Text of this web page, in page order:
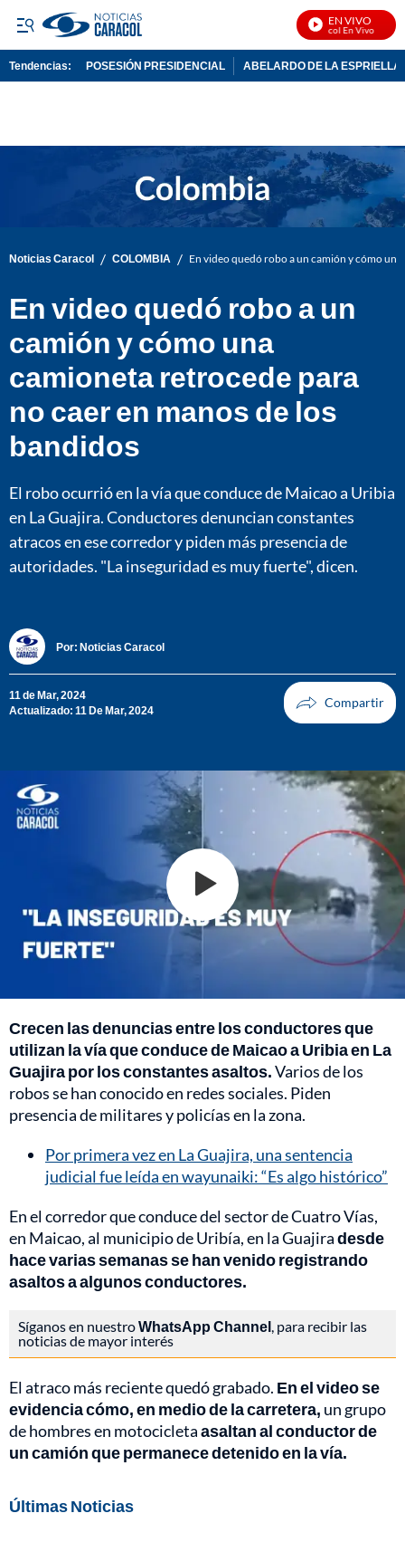
EN VIVO
Noticias Caracol En Vivo
Tendencias: POSESIÓN PRESIDENCIAL ABELARDO DE LA ESPRIELLA
Noticias Caracol / COLOMBIA / En video quedó robo a un camión y cómo
En video quedó robo a un
camión y cómo una
camioneta retrocede para
no caer en manos de los
bandidos
El robo ocurrió en la vía que conduce de Maicao a Uribia
en La Guajira. Conductores denuncian constantes
atracos en ese corredor y piden más presencia de
autoridades. "La inseguridad es muy fuerte", dicen.
Por: Noticias Caracol
11 de Mar, 2024
Actualizado: 11 De Mar, 2024
Crecen las denuncias entre los conductores que
utilizan la vía que conduce de Maicao a Uribia en La
Guajira por los constantes asaltos.Varios de los
robos se han conocido en redes sociales. Piden
presencia de militares y policías en la zona.
Por primera vez en La Guajira, una sentencia
judicial fue leída en wayunaiki: “Es algo histórico”
En el corredor que conduce del sector de Cuatro Vías,
en Maicao, al municipio de Uribía, en la Guajiradesde
hace varias semanas se han venido registrando
asaltos a algunos conductores.
Síganos en nuestroWhatsApp Channel , para recibir las
noticias de mayor interés
El atraco más reciente quedó grabado. En el video se
evidencia cómo, en medio de la carretera, un grupo
de hombres en motocicletaasaltan al conductor de
un camión que permanece detenido en la vía.
Últimas Noticias